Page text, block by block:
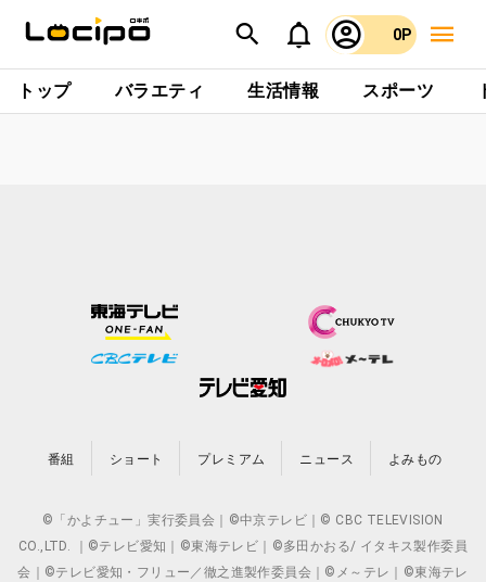
0P
トップ バラエティ 生活情報 スポーツ
番組 ショート プレミアム ニュース よみもの
©「かよチュー」実行委員会｜©中京テレビ｜© CBC TELEVISION
CO.,LTD. ｜©テレビ愛知｜©東海テレビ｜©多田かおる/ イタキス製作委員
会｜©テレビ愛知・フリュー／徹之進製作委員会｜©メ～テレ｜©東海テレ